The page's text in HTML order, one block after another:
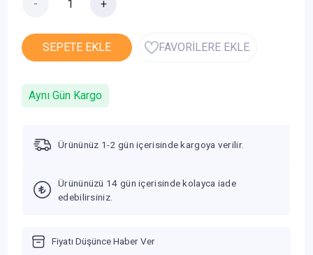
- +
SEPETE EKLE FAVORİLERE EKLE
Aynı Gün Kargo
Ürününüz 1-2 gün içerisinde kargoya verilir.
Ürününüzü 14 gün içerisinde kolayca iade
edebilirsiniz.
Fiyatı Düşünce Haber Ver